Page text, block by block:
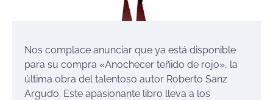
Nos complace anunciar que ya está disponible
para su compra «Anochecer teñido de rojo», la
última obra del talentoso autor Roberto Sanz
Argudo. Este apasionante libro lleva a los